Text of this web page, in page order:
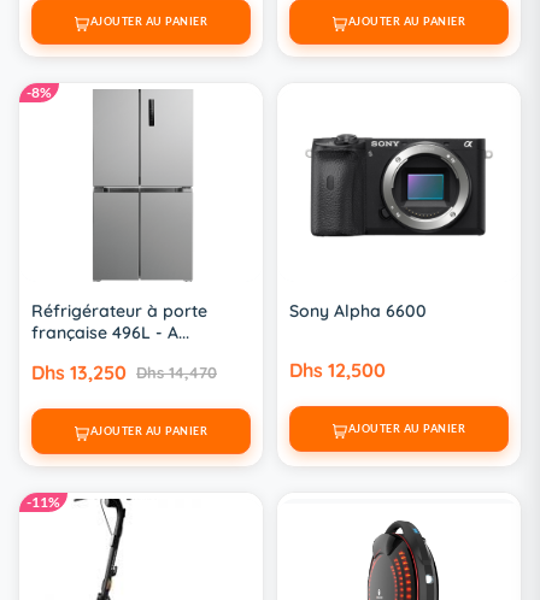
AJOUTER AU PANIER AJOUTER AU PANIER
-8%
Réfrigérateur à porte
française 496L - A...
Dhs 13,250 Dhs 14,470
AJOUTER AU PANIER
Sony Alpha 6600
Dhs 12,500
AJOUTER AU PANIER
-11%